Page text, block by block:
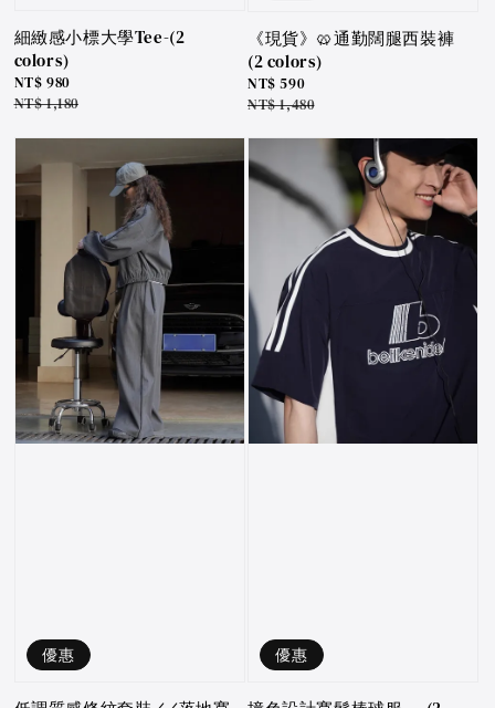
細緻感小標大學Tee-(2
colors)
Sale
price
NT$ 980
Regular
NT$ 1,180
《現貨》🥨通勤闊腿西裝褲
(2 colors)
Sale
price
NT$ 590
Regular
NT$ 1,480
優惠 優惠